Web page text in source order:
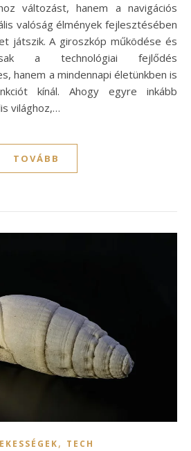
változást, hanem a navigációs
valóság élmények fejlesztésében
játszik. A giroszkóp működése és
a technológiai fejlődés
hanem a mindennapi életünkben is
kínál. Ahogy egyre inkább
világhoz,…
TOVÁBB
, TECH